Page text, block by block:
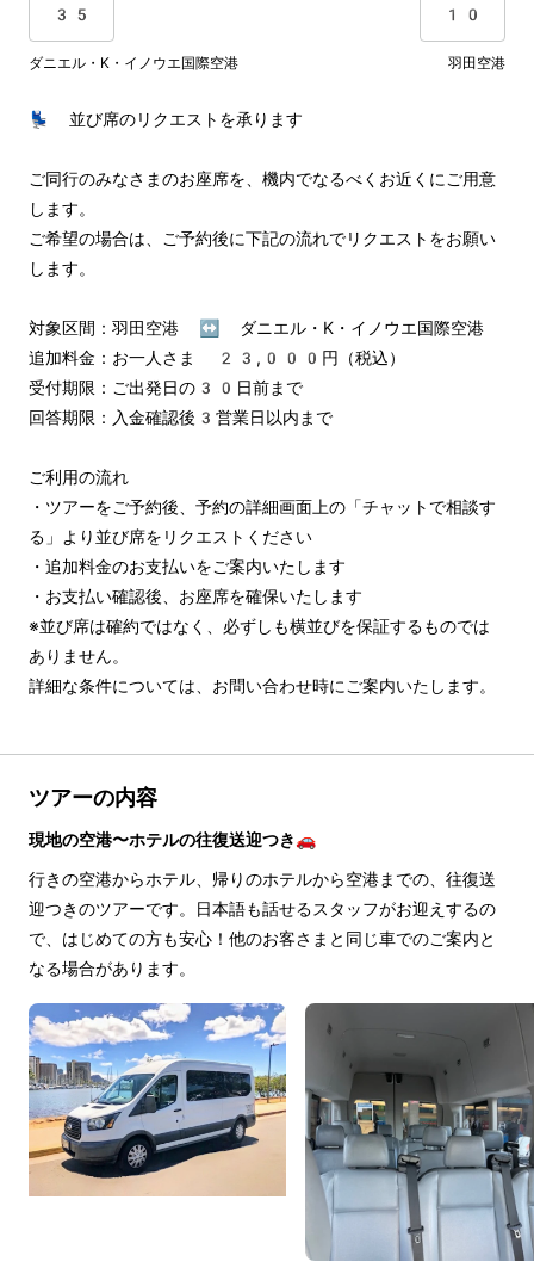
35
10
ダニエル・K・イノウエ国際空港 羽田空港
💺 並び席のリクエストを承ります
ご同行のみなさまのお座席を、機内でなるべくお近くにご用意
します。
ご希望の場合は、ご予約後に下記の流れでリクエストをお願い
します。
対象区間：羽田空港 ↔︎ ダニエル・K・イノウエ国際空港
追加料金：お一人さま 23,000円（税込）
受付期限：ご出発日の30日前まで
回答期限：入金確認後3営業日以内まで
ご利用の流れ
・ツアーをご予約後、予約の詳細画面上の「チャットで相談す
る」より並び席をリクエストください
・追加料金のお支払いをご案内いたします
・お支払い確認後、お座席を確保いたします
※並び席は確約ではなく、必ずしも横並びを保証するものでは
ありません。
詳細な条件については、お問い合わせ時にご案内いたします。
ツアーの内容
現地の空港〜ホテルの往復送迎つき🚗
行きの空港からホテル、帰りのホテルから空港までの、往復送
迎つきのツアーです。日本語も話せるスタッフがお迎えするの
で、はじめての方も安心！他のお客さまと同じ車でのご案内と
なる場合があります。